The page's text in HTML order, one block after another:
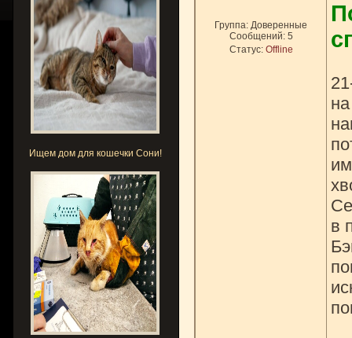
Ищем дом для кошечки Сони!
Группа: Доверенные
Сообщений: 5
Статус: Offline
в